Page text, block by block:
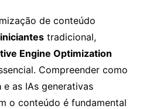
de conteúdo
tradicional,
Engine Optimization
Compreender como
e as IAs generativas
o conteúdo é fundamental